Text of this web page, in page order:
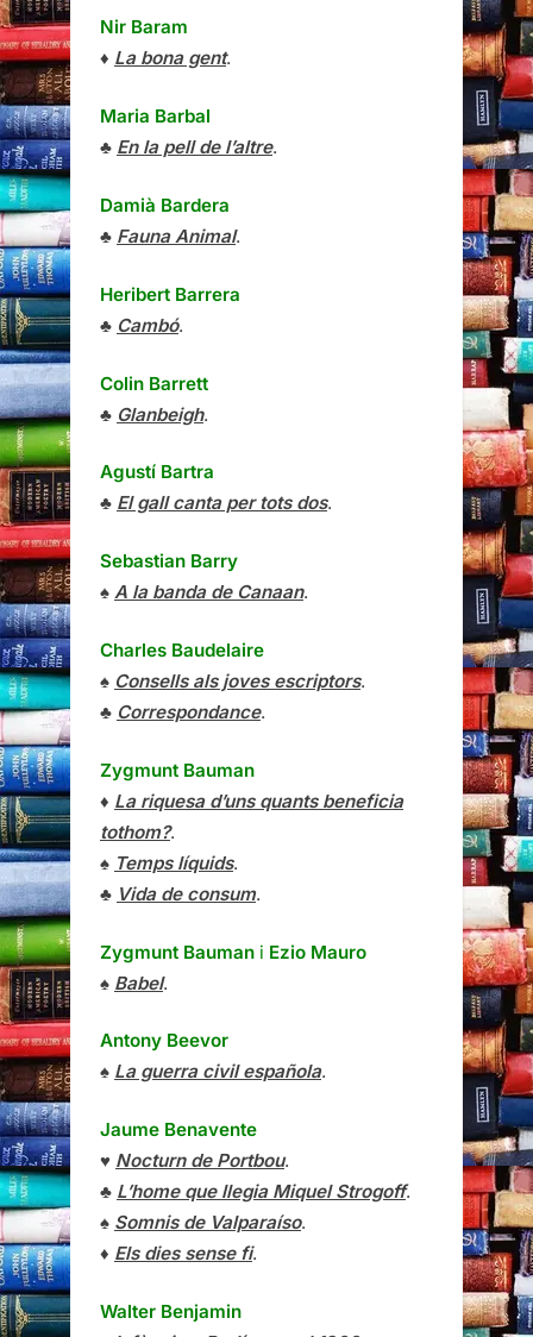
Nir Baram
♦ La bona gent.
Maria Barbal
♣ En la pell de l’altre.
Damià Bardera
♣ Fauna Animal.
Heribert Barrera
♣ Cambó.
Colin Barrett
♣ Glanbeigh.
Agustí Bartra
♣ El gall canta per tots dos.
Sebastian Barry
♠ A la banda de Canaan.
Charles Baudelaire
♠ Consells als joves escriptors.
♣ Correspondance.
Zygmunt Bauman
♦ La riquesa d’uns quants beneficia
tothom?.
♠ Temps líquids.
♣ Vida de consum.
Zygmunt Bauman i Ezio Mauro
♠ Babel.
Antony Beevor
♠ La guerra civil española.
Jaume Benavente
♥ Nocturn de Portbou.
♣ L’home que llegia Miquel Strogoff.
♠ Somnis de Valparaíso.
♦ Els dies sense fi.
Walter Benjamin